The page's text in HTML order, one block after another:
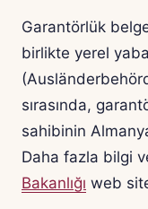
Garantörlük
birlikte yerel
sırasında,
sahibinin
Daha fazla bilgi
Bakanlığı web